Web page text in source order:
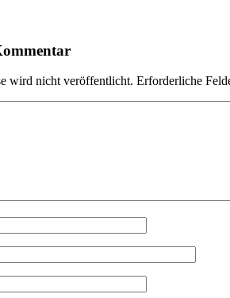
wird nicht veröffentlicht. Erforderliche